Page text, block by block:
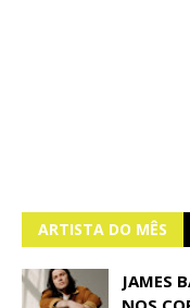
ARTISTA DO MÊS
JAMES